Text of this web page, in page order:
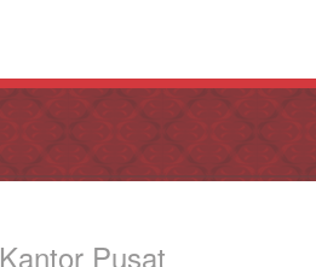
Kantor Pusat